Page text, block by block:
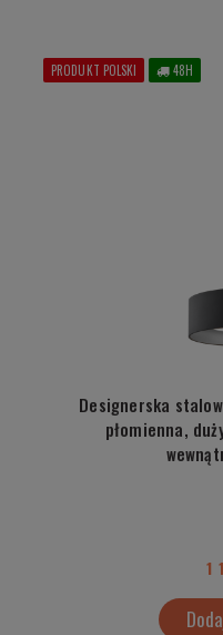
Designerska
płomienna,
1
PRODUKT POLSKI 48H